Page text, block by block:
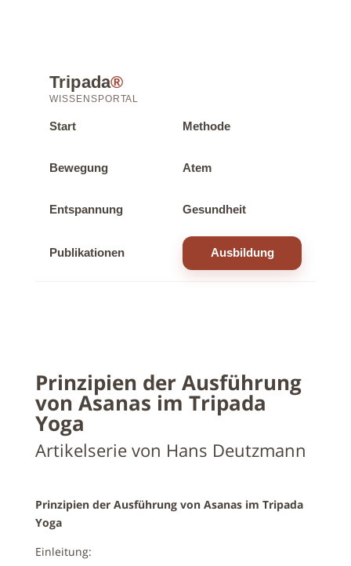
Tripada®
WISSENSPORTAL
Start Methode
Bewegung Atem
Entspannung Gesundheit
Publikationen Ausbildung
Prinzipien der Ausführung
von Asanas im Tripada
Yoga
Artikelserie von Hans Deutzmann
Prinzipien der Ausführung von Asanas im Tripada
Yoga
Einleitung: